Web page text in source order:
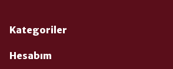
Kategoriler
Hesabım